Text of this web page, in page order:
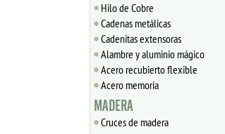
Hilo de Cobre
Cadenas metálicas
Cadenitas extensoras
Alambre y aluminio mágico
Acero recubierto flexible
Acero memoria
MADERA
Cruces de madera